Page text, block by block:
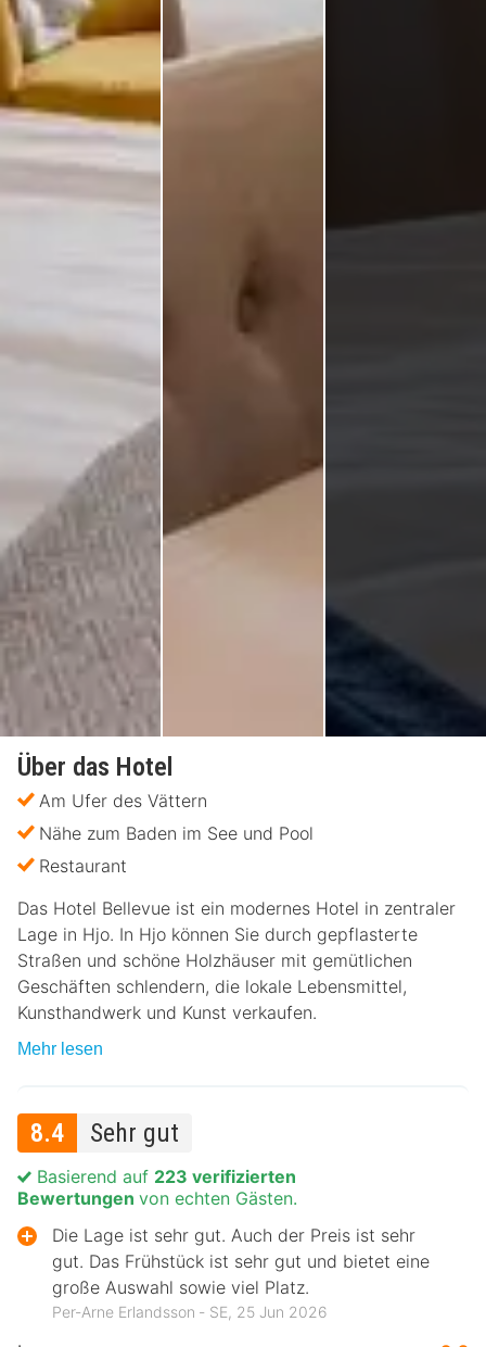
Über das Hotel
Am Ufer des Vättern
Nähe zum Baden im See und Pool
Restaurant
Das Hotel Bellevue ist ein modernes Hotel in zentraler
Lage in Hjo. In Hjo können Sie durch gepflasterte
Straßen und schöne Holzhäuser mit gemütlichen
Geschäften schlendern, die lokale Lebensmittel,
Kunsthandwerk und Kunst verkaufen.
Mehr lesen
8.4 Sehr gut
Basierend auf 223 verifizierten
Bewertungen von echten Gästen.
Die Lage ist sehr gut. Auch der Preis ist sehr
gut. Das Frühstück ist sehr gut und bietet eine
große Auswahl sowie viel Platz.
Per-Arne Erlandsson ‐ SE, 25 Jun 2026